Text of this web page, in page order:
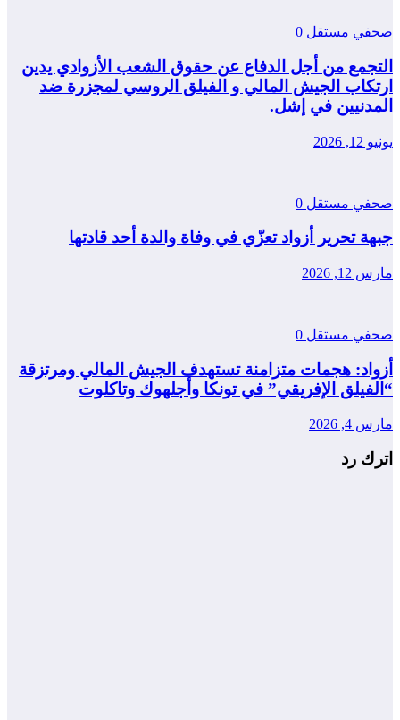
صحفي مستقل 0
التجمع من أجل الدفاع عن حقوق الشعب الأزوادي يدين
ارتكاب الجيش المالي و الفيلق الروسي لمجزرة ضد
المدنيين في إشل.
يونيو 12, 2026
صحفي مستقل 0
جبهة تحرير أزواد تعزّي في وفاة والدة أحد قادتها
مارس 12, 2026
صحفي مستقل 0
أزواد: هجمات متزامنة تستهدف الجيش المالي ومرتزقة
“الفيلق الإفريقي” في تونكا وأجلهوك وتاكلوت
مارس 4, 2026
اترك رد